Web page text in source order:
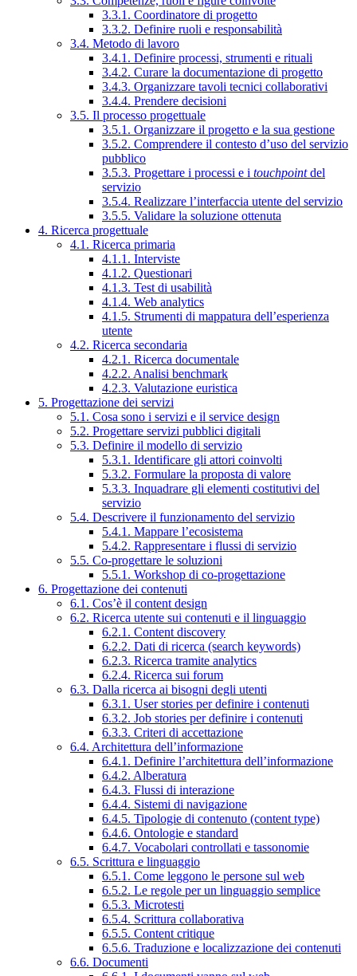
3.3.1. Coordinatore di progetto
3.3.2. Definire ruoli e responsabilità
3.4. Metodo di lavoro
3.4.1. Definire processi, strumenti e rituali
3.4.2. Curare la documentazione di progetto
3.4.3. Organizzare tavoli tecnici collaborativi
3.4.4. Prendere decisioni
3.5. Il processo progettuale
3.5.1. Organizzare il progetto e la sua gestione
3.5.2. Comprendere il contesto d’uso del servizio
pubblico
3.5.3. Progettare i processi e i touchpointdel
servizio
3.5.4. Realizzare l’interfaccia utente del servizio
3.5.5. Validare la soluzione ottenuta
4. Ricerca progettuale
4.1. Ricerca primaria
4.1.1. Interviste
4.1.2. Questionari
4.1.3. Test di usabilità
4.1.4. Web analytics
4.1.5. Strumenti di mappatura dell’esperienza
utente
4.2. Ricerca secondaria
4.2.1. Ricerca documentale
4.2.2. Analisi benchmark
4.2.3. Valutazione euristica
5. Progettazione dei servizi
5.1. Cosa sono i servizi e il service design
5.2. Progettare servizi pubblici digitali
5.3. Definire il modello di servizio
5.3.1. Identificare gli attori coinvolti
5.3.2. Formulare la proposta di valore
5.3.3. Inquadrare gli elementi costitutivi del
servizio
5.4. Descrivere il funzionamento del servizio
5.4.1. Mappare l’ecosistema
5.4.2. Rappresentare i flussi di servizio
5.5. Co-progettare le soluzioni
5.5.1. Workshop di co-progettazione
6. Progettazione dei contenuti
6.1. Cos’è il content design
6.2. Ricerca utente sui contenuti e il linguaggio
6.2.1. Content discovery
6.2.2. Dati di ricerca (search keywords)
6.2.3. Ricerca tramite analytics
6.2.4. Ricerca sui forum
6.3. Dalla ricerca ai bisogni degli utenti
6.3.1. User stories per definire i contenuti
6.3.2. Job stories per definire i contenuti
6.3.3. Criteri di accettazione
6.4. Architettura dell’informazione
6.4.1. Definire l’architettura dell’informazione
6.4.2. Alberatura
6.4.3. Flussi di interazione
6.4.4. Sistemi di navigazione
6.4.5. Tipologie di contenuto (content type)
6.4.6. Ontologie e standard
6.4.7. Vocabolari controllati e tassonomie
6.5. Scrittura e linguaggio
6.5.1. Come leggono le persone sul web
6.5.2. Le regole per un linguaggio semplice
6.5.3. Microtesti
6.5.4. Scrittura collaborativa
6.5.5. Content critique
6.5.6. Traduzione e localizzazione dei contenuti
6.6. Documenti